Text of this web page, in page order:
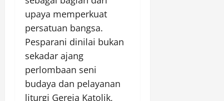
upaya memperkuat
persatuan bangsa.
Pesparani dinilai bukan
sekadar ajang
perlombaan seni
budaya dan pelayanan
liturgi Gereja Katolik,